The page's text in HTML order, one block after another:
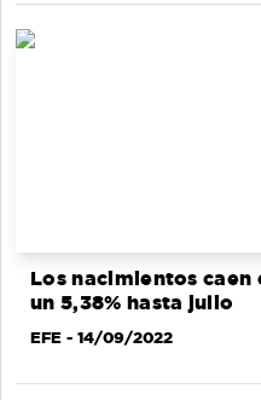
Los nacimientos caen
un 5,38% hasta julio
EFE - 14/09/2022